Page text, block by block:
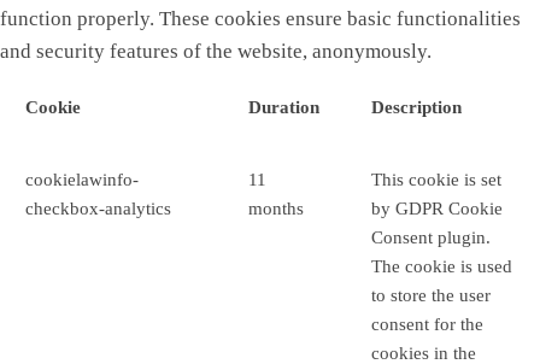
function properly. These cookies ensure basic functionalities
and security features of the website, anonymously.
Cookie Duration Description
cookielawinfo-
checkbox-analytics
11
months
This cookie is set
by GDPR Cookie
Consent plugin.
The cookie is used
to store the user
consent for the
cookies in the